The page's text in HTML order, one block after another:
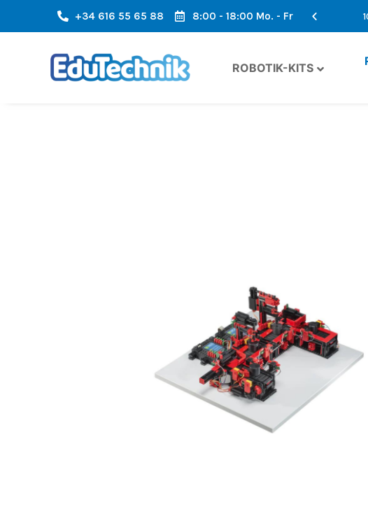
+34 616 55 65 88 8:00 - 18:00 Mo. - Fr
FLÄCHE EUROPAS SCHNELLER VERSAND, SCHNELLE ANKUNFT
ROBOTIK-KITS